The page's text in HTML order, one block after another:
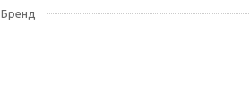
Бренд